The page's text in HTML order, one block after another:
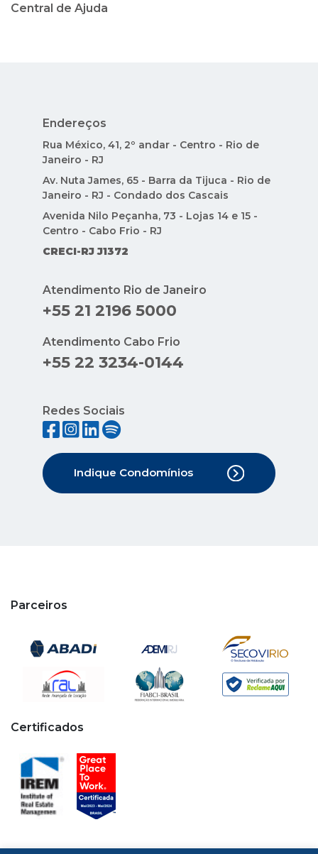
Central de Ajuda
Endereços
Rua México, 41, 2º andar - Centro - Rio de
Janeiro - RJ
Av. Nuta James, 65 - Barra da Tijuca - Rio de
Janeiro - RJ - Condado dos Cascais
Avenida Nilo Peçanha, 73 - Lojas 14 e 15 -
Centro - Cabo Frio - RJ
CRECI-RJ J1372
Atendimento Rio de Janeiro
+55 21 2196 5000
Atendimento Cabo Frio
+55 22 3234-0144
Redes Sociais
Indique Condomínios
Parceiros
Certificados